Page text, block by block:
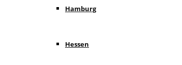
Hamburg
Hessen